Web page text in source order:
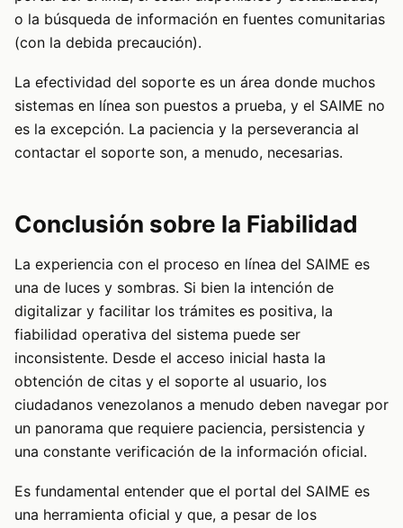
o la búsqueda de información en fuentes comunitarias
(con la debida precaución).
La efectividad del soporte es un área donde muchos
sistemas en línea son puestos a prueba, y el SAIME no
es la excepción. La paciencia y la perseverancia al
contactar el soporte son, a menudo, necesarias.
Conclusión sobre la Fiabilidad
La experiencia con el proceso en línea del SAIME es
una de luces y sombras. Si bien la intención de
digitalizar y facilitar los trámites es positiva, la
fiabilidad operativa del sistema puede ser
inconsistente. Desde el acceso inicial hasta la
obtención de citas y el soporte al usuario, los
ciudadanos venezolanos a menudo deben navegar por
un panorama que requiere paciencia, persistencia y
una constante verificación de la información oficial.
Es fundamental entender que el portal del SAIME es
una herramienta oficial y que, a pesar de los